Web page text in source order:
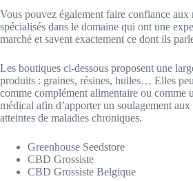
Vous pouvez également faire confiance aux
spécialisés dans le domaine qui ont une
marché et savent exactement ce dont ils
Les boutiques ci-dessous proposent une
produits : graines, résines, huiles… Elles
comme complément alimentaire ou comme
médical afin d’apporter un soulagement aux
atteintes de maladies chroniques.
Greenhouse Seedstore
CBD Grossiste
CBD Grossiste Belgique